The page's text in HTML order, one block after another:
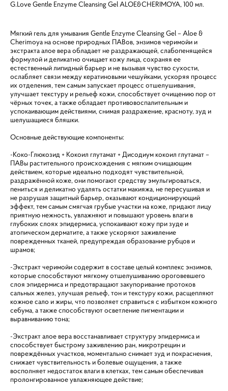
G.Love Gentle Enzyme Cleansing Gel ALOE&CHERIMOYA, 100 мл.
Мягкий гель для умывания Gentle Enzyme Cleansing Gel – Aloe &
Cherimoya на основе природных ПАВов, энзимов черимойи и
экстракта алое вера обладает не раздражающей, слабопенящейся
формулой и деликатно очищает кожу лица, сохраняя ее
естественный липидный барьер и не вызывая чувство сухости,
ослабляет связи между кератиновыми чешуйками, ускоряя процесс
их отделения, тем самым запускает процесс отшелушивания,
улучшает текстуру и рельеф кожи, способствует очищению пор от
чёрных точек, а также обладает противовоспалительным и
успокаивающим действиями, снимая раздражение, красноту, зуд и
шелушащиеся бляшки.
Основные действующие компоненты:
-Коко-Глюкозид + Кокоил глутамат + Дисодиум кокоил глутамат –
ПАВы растительного происхождения с мягким очищающим
действием, которые идеально подходят чувствительной,
раздражённой коже, они помогают средству эмульгироваться,
пениться и деликатно удалять остатки макияжа, не пересушивая и
не разрушая защитный барьер, оказывают кондиционирующий
эффект, тем самым смягчая грубые участки на коже, придают лицу
приятную нежность, увлажняют и повышают уровень влаги в
глубоких слоях эпидермиса, успокаивают кожу при зуде и
атопическом дерматите, а также ускоряют заживление
поврежденных тканей, предупреждая образование рубцов и
шрамов;
-Экстракт черимойи содержит в составе целый комплекс энзимов,
которые способствуют мягкому отшелушиванию ороговевшего
слоя эпидермиса и предотвращают закупоривание протоков
сальных желез, улучшая рельеф, тон и текстуру кожи, расщепляют
кожное сало и жиры, что позволяет справиться с избытком кожного
себума, а также способствуют осветление пигментации и
выравниванию тона;
-Экстракт алое вера восстанавливает структуру эпидермиса и
способствует быстрому заживлению ран, микротрещин и
повреждённых участков, моментально снимает зуд и покраснения,
снижает чувствительность и болевые ощущения, а также
восполняет недостаток влаги в клетках, тем самым обеспечивая
пролонгированное увлажняющее действие;